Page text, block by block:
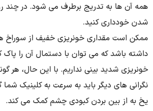
همه آن ها به تدریج برطرف می شود. در چند
شدن خودداری کنید.
ممکن است مقداری خونریزی خفیف از سوراخ
داشته باشد که می توان با دستمال آن را پاک
خونریزی شدید بینی نداریم. با این حال، هر
نگرانی های دیگر باید به سرعت به کلینیک
یخ به از بین بردن کبودی چشم کمک می کند.